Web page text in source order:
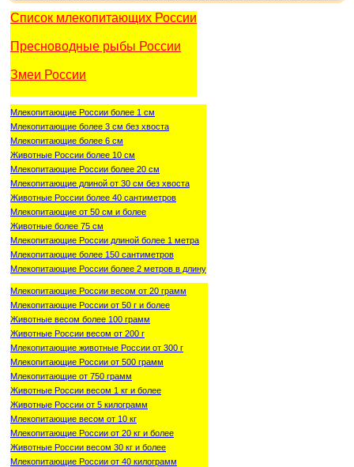
Список млекопитающих России
Пресноводные рыбы России
Змеи России
Млекопитающие России более 1 см
Млекопитающие более 3 см без хвоста
Млекопитающие более 6 см
Животные России более 10 см
Млекопитающие России более 20 см
Млекопитающие длиной от 30 см без хвоста
Животные России более 40 сантиметров
Млекопитающие от 50 см и более
Животные более 75 см
Млекопитающие России длиной более 1 метра
Млекопитающие более 150 сантиметров
Млекопитающие России более 2 метров в длину
Млекопитающие России весом от 20 грамм
Млекопитающие России от 50 г и более
Животные весом более 100 грамм
Животные России весом от 200 г
Млекопитающие животные России от 300 г
Млекопитающие России от 500 грамм
Млекопитающие от 750 грамм
Животные России весом 1 кг и более
Животные России от 5 килограмм
Млекопитающие весом от 10 кг
Млекопитающие России от 20 кг и более
Животные России весом 30 кг и более
Млекопитающие России от 40 килограмм